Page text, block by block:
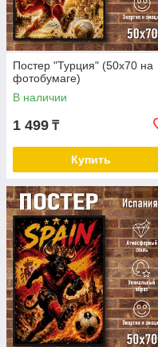
Постер "Турция" (50х70 на
фотобумаге)
В наличии
1 499 ₸
Купить